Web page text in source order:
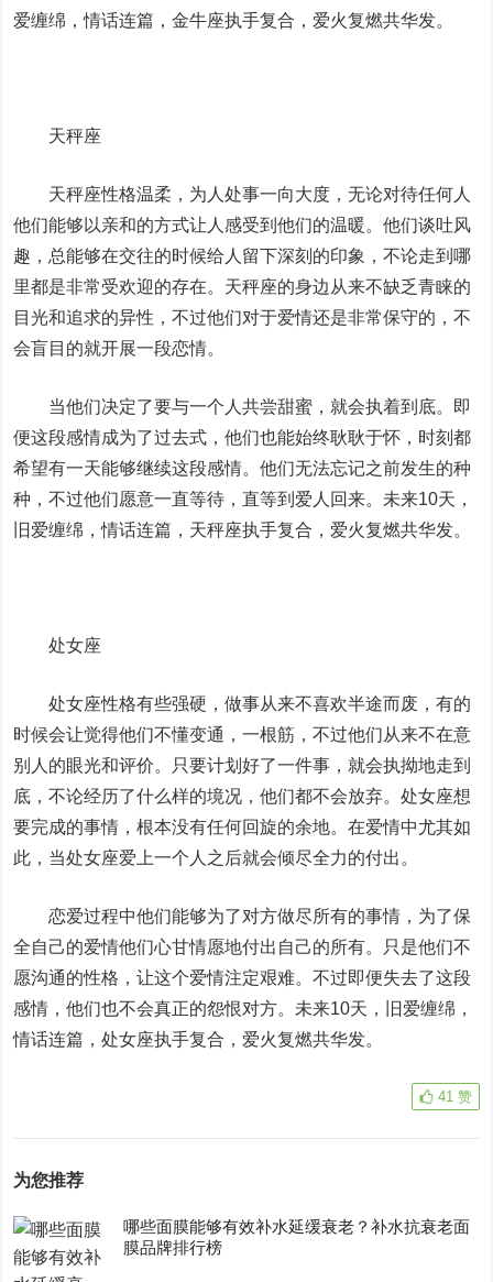
爱缠绵，情话连篇，金牛座执手复合，爱火复燃共华发。
天秤座
天秤座性格温柔，为人处事一向大度，无论对待任何人
他们能够以亲和的方式让人感受到他们的温暖。他们谈吐风
趣，总能够在交往的时候给人留下深刻的印象，不论走到哪
里都是非常受欢迎的存在。天秤座的身边从来不缺乏青睐的
目光和追求的异性，不过他们对于爱情还是非常保守的，不
会盲目的就开展一段恋情。
当他们决定了要与一个人共尝甜蜜，就会执着到底。即
便这段感情成为了过去式，他们也能始终耿耿于怀，时刻都
希望有一天能够继续这段感情。他们无法忘记之前发生的种
种，不过他们愿意一直等待，直等到爱人回来。未来10天，
旧爱缠绵，情话连篇，天秤座执手复合，爱火复燃共华发。
处女座
处女座性格有些强硬，做事从来不喜欢半途而废，有的
时候会让觉得他们不懂变通，一根筋，不过他们从来不在意
别人的眼光和评价。只要计划好了一件事，就会执拗地走到
底，不论经历了什么样的境况，他们都不会放弃。处女座想
要完成的事情，根本没有任何回旋的余地。在爱情中尤其如
此，当处女座爱上一个人之后就会倾尽全力的付出。
恋爱过程中他们能够为了对方做尽所有的事情，为了保
全自己的爱情他们心甘情愿地付出自己的所有。只是他们不
愿沟通的性格，让这个爱情注定艰难。不过即便失去了这段
感情，他们也不会真正的怨恨对方。未来10天，旧爱缠绵，
情话连篇，处女座执手复合，爱火复燃共华发。
41 赞
为您推荐
哪些面膜能够有效补水延缓衰老？补水抗衰老面
膜品牌排行榜